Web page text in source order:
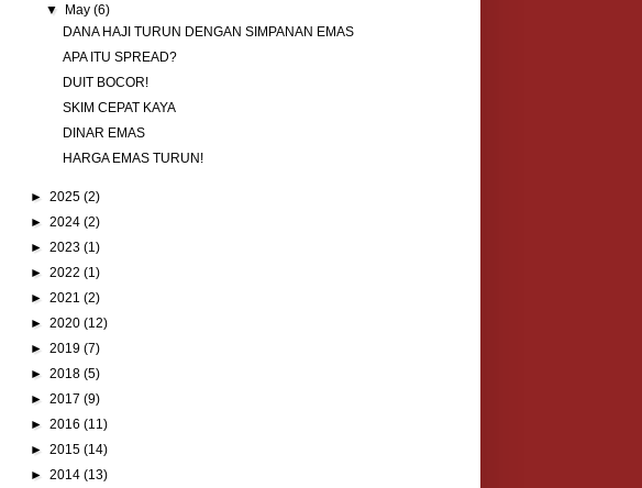
▼ May(6)
DANA HAJI TURUN DENGAN SIMPANAN EMAS
APA ITU SPREAD?
DUIT BOCOR!
SKIM CEPAT KAYA
DINAR EMAS
HARGA EMAS TURUN!
► 2025 (2)
► 2024 (2)
► 2023 (1)
► 2022 (1)
► 2021 (2)
► 2020 (12)
► 2019 (7)
► 2018 (5)
► 2017 (9)
► 2016 (11)
► 2015 (14)
► 2014 (13)